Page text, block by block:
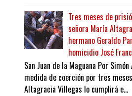
Tres meses de
señora María
hermano Geraldo
homicidio José
San Juan de la Maguana Por
medida de coerción por tres
Altagracia Villegas lo cumplirá e...